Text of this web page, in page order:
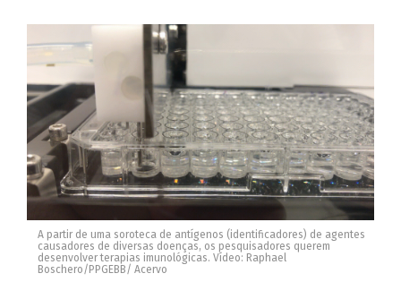
A partir de uma soroteca de antígenos (identificadores) de agentes
causadores de diversas doenças, os pesquisadores querem
desenvolver terapias imunológicas. Vídeo: Raphael
Boschero/PPGEBB/ Acervo